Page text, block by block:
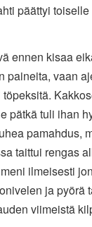
päättyi toiselle
ennen kisaa
paineita, vaan
pätkä tuli ihan
pamahdus,
taittui rengas
ilmeisesti
ja pyörä
viimeistä